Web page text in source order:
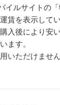
イルサイトの
賃を表示してい
入後により安
ます。
いただけません